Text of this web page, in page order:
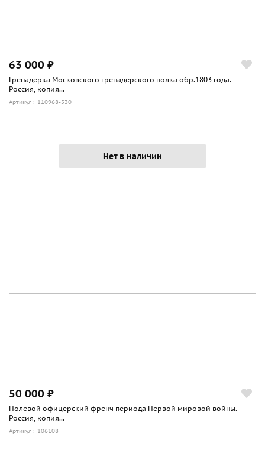
63 000 ₽
Гренадерка Московского гренадерского полка обр.1803 года.
Россия, копия...
Артикул: 110968-530
Нет в наличии
50 000 ₽
Полевой офицерский френч периода Первой мировой войны.
Россия, копия...
Артикул: 106108